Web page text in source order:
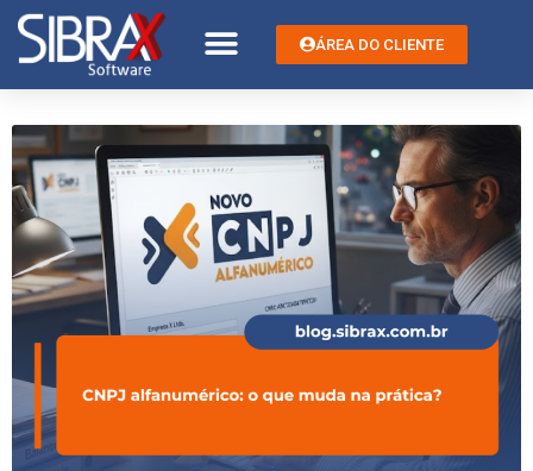
ÁREA DO CLIENTE